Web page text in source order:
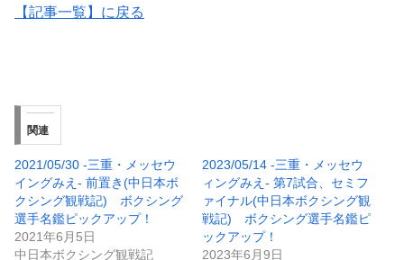
【記事一覧】に戻る
関連
2021/05/30 -三重・メッセウ
イングみえ- 前置き(中日本ボ
クシング観戦記) ボクシング
選手名鑑ピックアップ！
2021年6月5日
中日本ボクシング観戦記
2023/05/14 -三重・メッセウ
ィングみえ- 第7試合、セミフ
ァイナル(中日本ボクシング観
戦記) ボクシング選手名鑑ピ
ックアップ！
2023年6月9日